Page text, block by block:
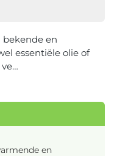
bekende en
essentiële olie of
en